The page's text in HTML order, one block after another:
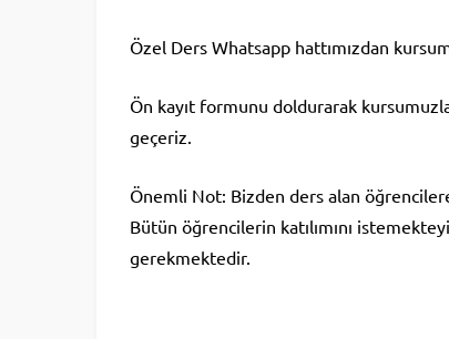
Özel Ders Whatsapp hattımızdan
Ön kayıt formunu doldurarak
geçeriz.
Önemli Not: Bizden ders alan
Bütün öğrencilerin katılımını
gerekmektedir.